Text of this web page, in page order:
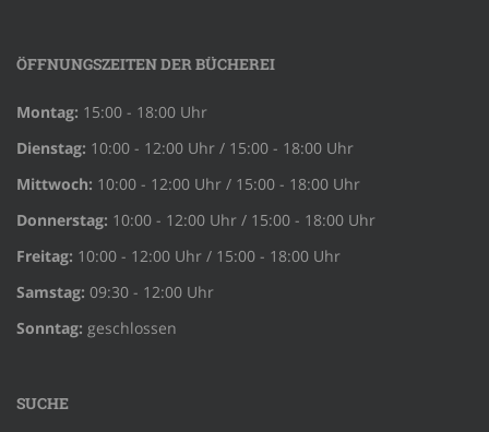
ÖFFNUNGSZEITEN DER BÜCHEREI
Montag: 15:00 - 18:00 Uhr
Dienstag: 10:00 - 12:00 Uhr / 15:00 - 18:00 Uhr
Mittwoch: 10:00 - 12:00 Uhr / 15:00 - 18:00 Uhr
Donnerstag: 10:00 - 12:00 Uhr / 15:00 - 18:00 Uhr
Freitag: 10:00 - 12:00 Uhr / 15:00 - 18:00 Uhr
Samstag: 09:30 - 12:00 Uhr
Sonntag: geschlossen
SUCHE